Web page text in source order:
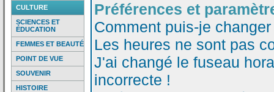
CULTURE
SCIENCES ET
ÉDUCATION
FEMMES ET BEAUTÉ
POINT DE VUE
SOUVENIR
HISTOIRE
Préférences et
Comment puis-je
Les heures ne sont pas
J'ai changé le fuseau
incorrecte !